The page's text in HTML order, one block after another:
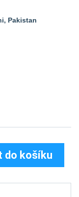
Pakistan
do košíku